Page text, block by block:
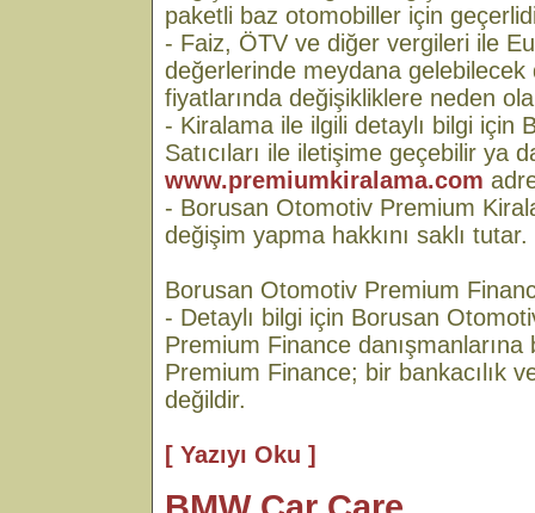
paketli baz otomobiller için
- Faiz, ÖTV ve diğer vergileri ile
değerlerinde meydana gelebilecek
fiyatlarında değişikliklere neden
- Kiralama ile ilgili detaylı bilgi için
Satıcıları ile iletişime geçebilir ya
www.premiumkiralama.com
- Borusan Otomotiv Premium
değişim yapma hakkını saklı tutar.
Borusan Otomotiv Premium
- Detaylı bilgi için Borusan
Premium Finance
Premium Finance; bir bankacılık
değildir.
[ Yazıyı Oku ]